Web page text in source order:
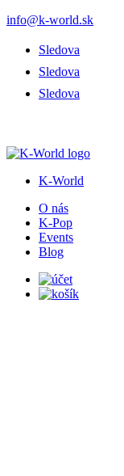
info@k-world.sk
Sledova
Sledova
Sledova
K-World
O nás
K-Pop
Events
Blog